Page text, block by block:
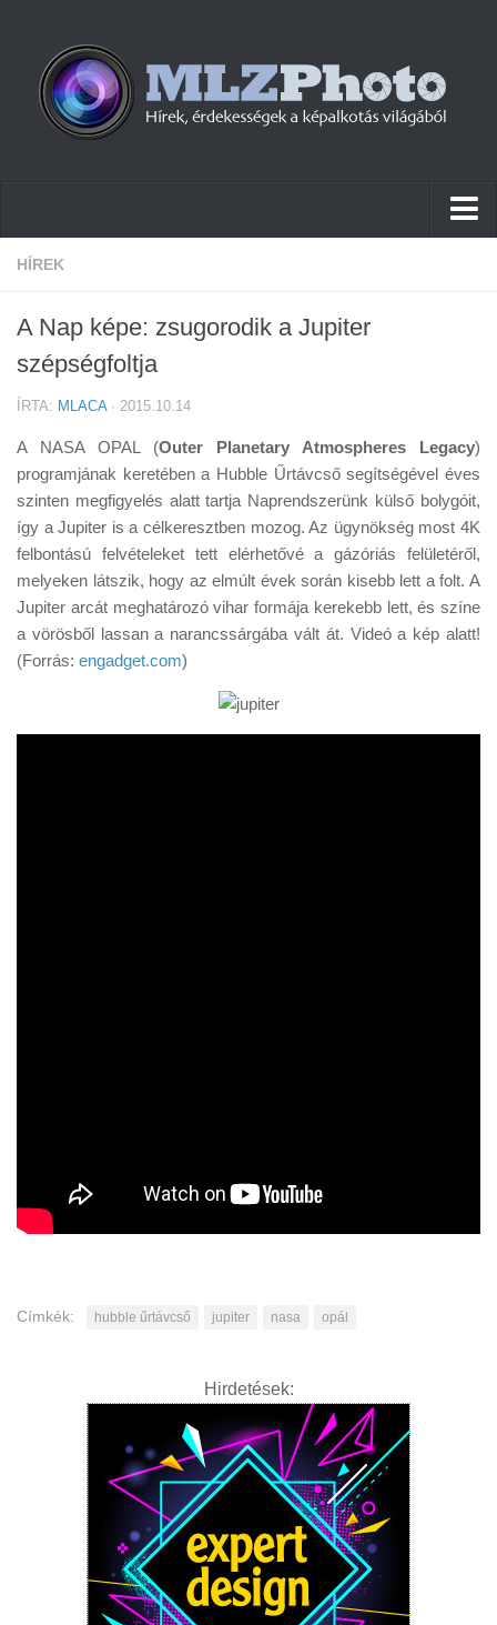
Hírek
Cikkek
Szoftver
Tudástár
Tanácsok
Érdekességek
Helyszíni Riport
E-BB
HÍREK
A Nap képe: zsugorodik a Jupiter
szépségfoltja
ÍRTA: MLACA· 2015.10.14
A NASA OPAL (Outer Planetary Atmospheres Legacy)
programjának keretében a Hubble Űrtávcső segítségével éves
szinten megfigyelés alatt tartja Naprendszerünk külső bolygóit,
így a Jupiter is a célkeresztben mozog. Az ügynökség most 4K
felbontású felvételeket tett elérhetővé a gázóriás felületéről,
melyeken látszik, hogy az elmúlt évek során kisebb lett a folt. A
Jupiter arcát meghatározó vihar formája kerekebb lett, és színe
a vörösből lassan a narancssárgába vált át. Videó a kép alatt!
(Forrás: engadget.com)
Címkék: hubble űrtávcső jupiter nasa opál
Hirdetések: